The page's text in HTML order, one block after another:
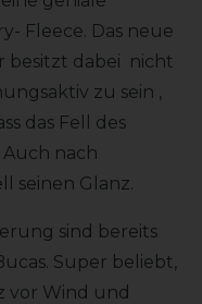
Fleece. Das neue
besitzt dabei nicht
zu sein ,
das Fell des
nach
seinen Glanz.
sind bereits
Super beliebt,
vor Wind und